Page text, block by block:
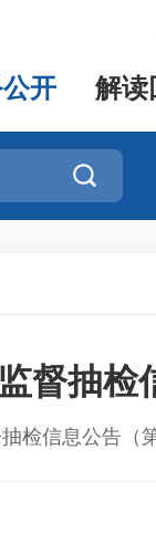
开 解读

督抽检
检信息公告（第